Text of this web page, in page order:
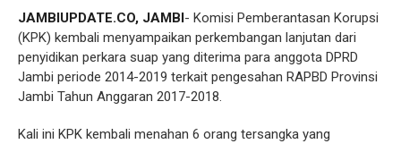
JAMBIUPDATE.CO, JAMBI- Komisi Pemberantasan Korupsi
(KPK) kembali menyampaikan perkembangan lanjutan dari
penyidikan perkara suap yang diterima para anggota DPRD
Jambi periode 2014-2019 terkait pengesahan RAPBD Provinsi
Jambi Tahun Anggaran 2017-2018.
Kali ini KPK kembali menahan 6 orang tersangka yang